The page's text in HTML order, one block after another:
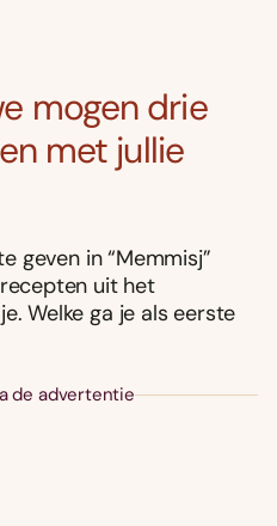
mogen drie
met jullie
geven in “Memmisj”
uit het
Welke ga je als eerste
de advertentie